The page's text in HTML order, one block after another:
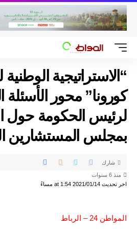
“الاستراتيجية الوطنية
كورونا” محور الأسئلة
لرئيس الحكومة حول
بمجلس المستشارين
اخر تحديث 2021/01/14 at 1:54 مساءً
منذ 6 سنوات
شارك
المواطن 24 – الرباط